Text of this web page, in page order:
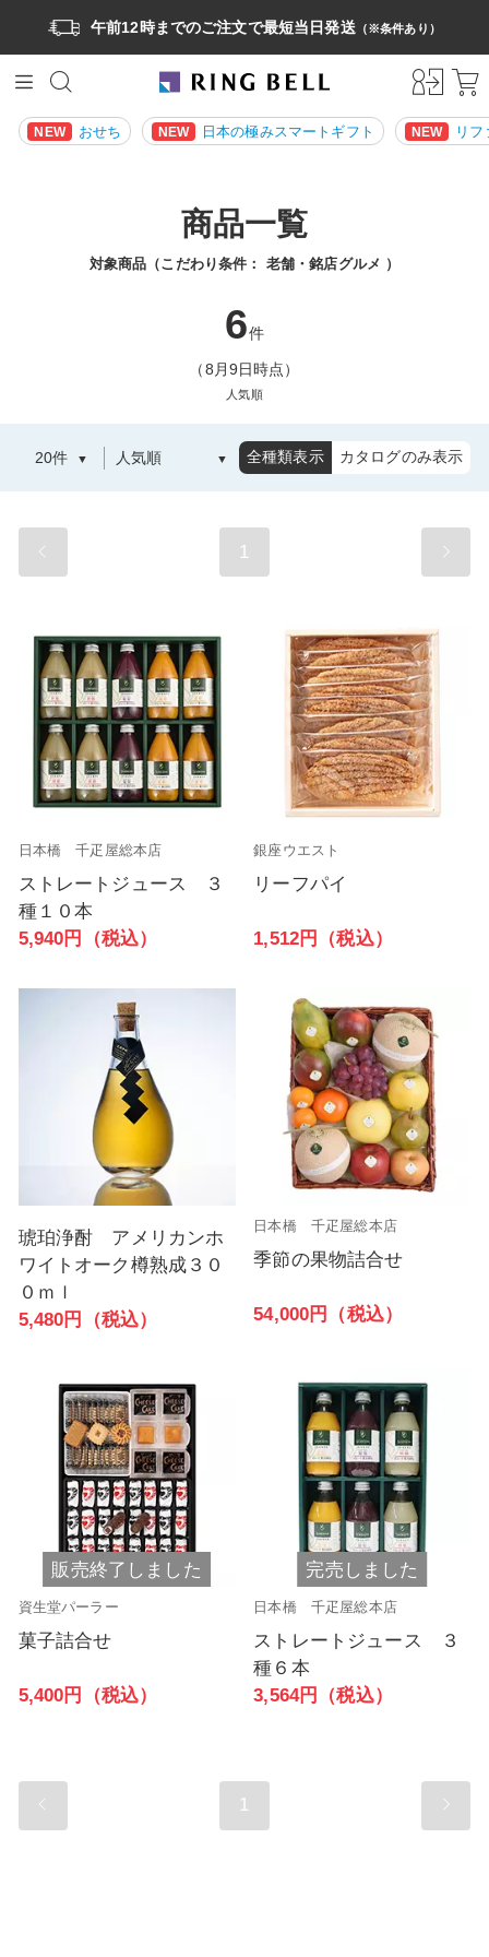
午前12時までのご注文で最短当日発送（※条件あり）
NEW おせち NEW 日本の極みスマートギフト NEW リ
商品一覧
対象商品（こだわり条件： 老舗・銘店グルメ ）
6件
（8月9日時点）
人気順
全種類表示 カタログのみ表示
1
日本橋 千疋屋総本店
ストレートジュース ３
種１０本
5,940円（税込）
銀座ウエスト
リーフパイ
1,512円（税込）
琥珀浄酎 アメリカンホ
ワイトオーク樽熟成３０
０ｍｌ
5,480円（税込）
日本橋 千疋屋総本店
季節の果物詰合せ
54,000円（税込）
販売終了しました
資生堂パーラー
菓子詰合せ
5,400円（税込）
完売しました
日本橋 千疋屋総本店
ストレートジュース ３
種６本
3,564円（税込）
1